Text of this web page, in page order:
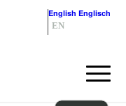
English Englisch
EN